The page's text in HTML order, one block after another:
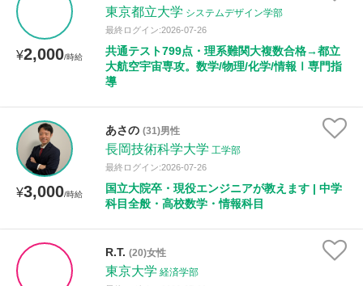
¥2,000/時給
東京都立大学 システムデザイン学部
最終ログイン:2026-07-26
共通テスト799点・理系難関大複数合格→都立
大航空宇宙専攻。数学/物理/化学/情報Ⅰ専門指
導
¥3,000/時給
あさの (31)男性
長岡技術科学大学 工学部
最終ログイン:2026-07-26
国立大院卒・現役エンジニアが教えます | 中学
科目全般・高校数学・情報科目
R.T. (20)女性
東京大学 経済学部